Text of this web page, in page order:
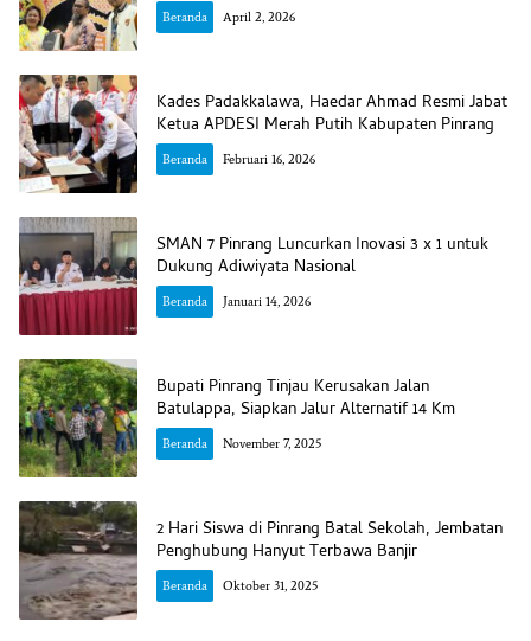
Beranda April 2, 2026
Kades Padakkalawa, Haedar Ahmad Resmi Jabat
Ketua APDESI Merah Putih Kabupaten Pinrang
Beranda Februari 16, 2026
SMAN 7 Pinrang Luncurkan Inovasi 3 x 1 untuk
Dukung Adiwiyata Nasional
Beranda Januari 14, 2026
Bupati Pinrang Tinjau Kerusakan Jalan
Batulappa, Siapkan Jalur Alternatif 14 Km
Beranda November 7, 2025
2 Hari Siswa di Pinrang Batal Sekolah, Jembatan
Penghubung Hanyut Terbawa Banjir
Beranda Oktober 31, 2025